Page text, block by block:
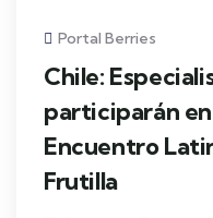
Portal Berries
Chile:
participarán
Encuentro
Frutilla